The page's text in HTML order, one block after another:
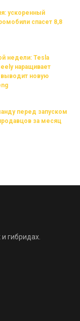
ускоренный
спасет 8,8
недели: Tesla
наращивает
новую
перед запуском
за месяц
гибридах.